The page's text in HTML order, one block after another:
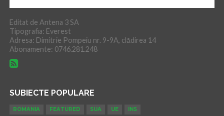
Editat de Antena 3 SA
Tipografia: Everest
Adresa: Dimitrie Pompeiu nr. 9-9A, clădirea 14
Abonamente: 0746.281.248
SUBIECTE POPULARE
ROMANIA FEATURED SUA UE
INS